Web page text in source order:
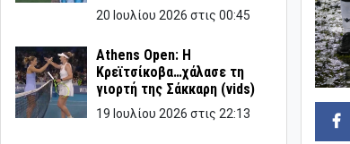
20 Ιουλίου 2026 στις 00:45
Athens Open: Η
Κρεϊτσίκοβα…χάλασε τη
γιορτή της Σάκκαρη (vids)
19 Ιουλίου 2026 στις 22:13